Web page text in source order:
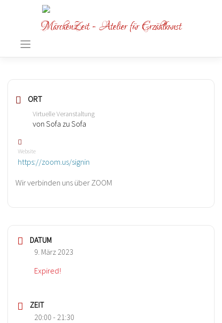
MärchenZeit - Atelier für Erzählkunst
ORT
Virtuelle Veranstaltung
von Sofa zu Sofa
Website
https://zoom.us/signin
Wir verbinden uns über ZOOM
DATUM
9. März 2023
Expired!
ZEIT
20:00 - 21:30